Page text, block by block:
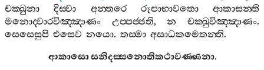
චක‍්ඛුනා
දිස‍්වා අන‍්තරෙ රූපාභාවතො
ආකාසන‍්ති
මනොද‍්වාරවිඤ‍්ඤාණං
උප‍්පජ‍්ජති,න චක‍්ඛුවිඤ‍්ඤාණං.
සෙසෙසුපි එසෙව නයො. තස‍්මා අසාධකමෙතන‍්ති.
ආකාසොසනිදස‍්සනොතිකථාවණ‍්ණනා.